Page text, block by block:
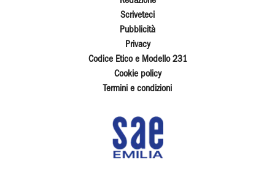
Scriveteci
Pubblicità
Privacy
Codice Etico e Modello 231
Cookie policy
Termini e condizioni